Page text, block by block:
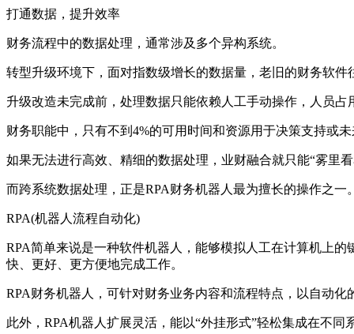
打通数据，提升效率
财务流程中的数据处理，通常涉及多个异构系统。
转型升级环境下，面对指数级增长的数据量，老旧的财务软
升级改造未完成前，处理数据只能依赖人工手动操作，人员
财务职能中，只有不到4%的可用时间和资源用于决策支持或
如果无法进行高效、精细的数据处理，业财融合就只能“雾里
而跨系统数据处理，正是RPA财务机器人最为擅长的操作之一
RPA(机器人流程自动化)
RPA简单来说是一种软件机器人，能够模拟人工在计算机上
快、更好、更方便地完成工作。
RPA财务机器人，可针对财务业务内容和流程特点，以自动
此外，RPA机器人扩展灵活，能以“外挂形式”轻松集成在不